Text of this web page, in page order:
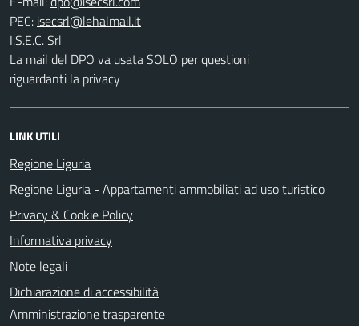
PEC:
I.S.E.C. Srl
La mail del DPO va usata SOLO per questioni
riguardanti la privacy
LINK UTILI
Regione Liguria
Regione Liguria - Appartamenti ammobiliati ad uso turistico
Privacy & Cookie Policy
Informativa privacy
Note legali
Dichiarazione di accessibilità
Amministrazione trasparente